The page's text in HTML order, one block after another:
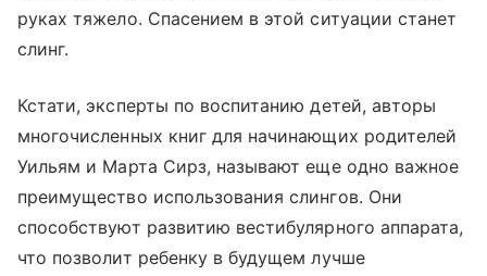
руках тяжело. Спасением в этой ситуации станет
слинг.
Кстати, эксперты по воспитанию детей, авторы
многочисленных книг для начинающих родителей
Уильям и Марта Сирз, называют еще одно важное
преимущество использования слингов. Они
способствуют развитию вестибулярного аппарата,
что позволит ребенку в будущем лучше